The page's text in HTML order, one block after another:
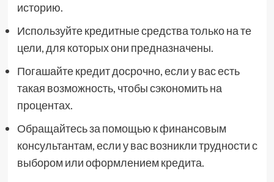
историю.
Используйте кредитные средства только на те
цели, для которых они предназначены.
Погашайте кредит досрочно, если у вас есть
такая возможность, чтобы сэкономить на
процентах.
Обращайтесь за помощью к финансовым
консультантам, если у вас возникли трудности с
выбором или оформлением кредита.